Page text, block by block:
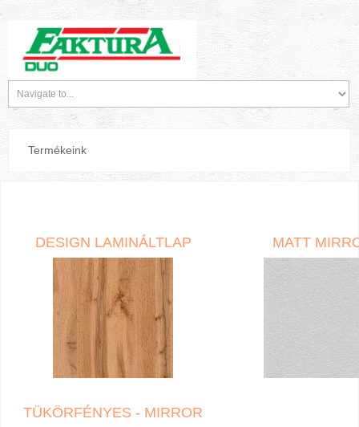
Termékeink
DESIGN LAMINÁLTLAP MATT
TÜKÖRFÉNYES - MIRROR